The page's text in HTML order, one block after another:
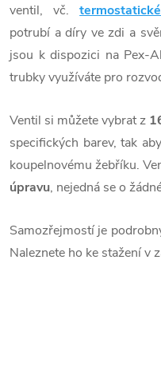
ventil, vč.
potrubí a díry ve zdi a
jsou k dispozici na Pex-
trubky využíváte pro
Ventil si můžete vybrat z
specifických barev, tak
koupelnovému žebříku.
úpravu, nejedná se o
Samozřejmostí je
Naleznete ho ke stažení v